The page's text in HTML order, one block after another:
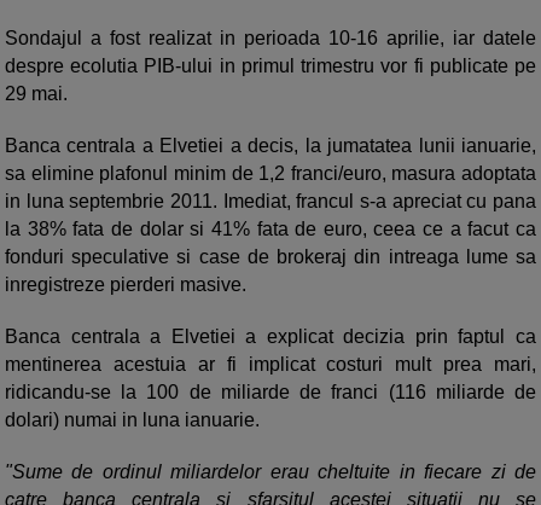
Sondajul a fost realizat in perioada 10-16 aprilie, iar datele
despre ecolutia PIB-ului in primul trimestru vor fi publicate pe
29 mai.
Banca centrala a Elvetiei a decis, la jumatatea lunii ianuarie,
sa elimine plafonul minim de 1,2 franci/euro, masura adoptata
in luna septembrie 2011. Imediat, francul s-a apreciat cu pana
la 38% fata de dolar si 41% fata de euro, ceea ce a facut ca
fonduri speculative si case de brokeraj din intreaga lume sa
inregistreze pierderi masive.
Banca centrala a Elvetiei a explicat decizia prin faptul ca
mentinerea acestuia ar fi implicat costuri mult prea mari,
ridicandu-se la 100 de miliarde de franci (116 miliarde de
dolari) numai in luna ianuarie.
"Sume de ordinul miliardelor erau cheltuite in fiecare zi de
catre banca centrala si sfarsitul acestei situatii nu se